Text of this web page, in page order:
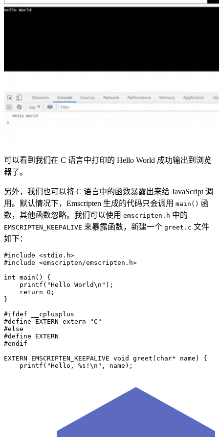
可以看到我们在 C 语言中打印的 Hello World 成功输出到浏览
器了。
另外，我们也可以将 C 语言中的函数暴露出来给 JavaScript 调
用。默认情况下，Emscripten 生成的代码只会调用 main() 函
数，其他函数忽略。我们可以使用 emscripten.h 中的
EMSCRIPTEN_KEEPALIVE 来暴露函数，新建一个 greet.c 文件
如下：
#include <stdio.h>
#include <emscripten/emscripten.h>
int main () {
    printf
( "Hello World\n " ) ;
    return
0 ;
}
#ifdef __cplusplus
#define EXTERN extern "C "
#else
#define EXTERN
#endif
EXTERN EMSCRIPTEN_KEEPALIVE void greet ( char* name ) {
    printf
( "Hello, %s ! \n " , name) ;